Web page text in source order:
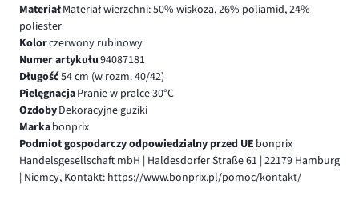
MateriałMateriał wierzchni: 50% wiskoza, 26% poliamid, 24%
poliester
Kolorczerwony rubinowy
Numer artykułu94087181
Długość54 cm (w rozm. 40/42)
PielęgnacjaPranie w pralce 30°C
OzdobyDekoracyjne guziki
Markabonprix
Podmiot gospodarczy odpowiedzialny przed UE bonprix
Handelsgesellschaft mbH | Haldesdorfer Straße 61 | 22179 Hamburg
| Niemcy, Kontakt: https://www.bonprix.pl/pomoc/kontakt/